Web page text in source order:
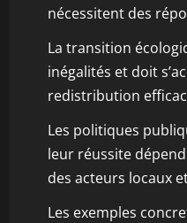
nécessitent des
La transition
inégalités et doit
redistribution
Les politiques
leur réussite
des acteurs locaux
Les exemples